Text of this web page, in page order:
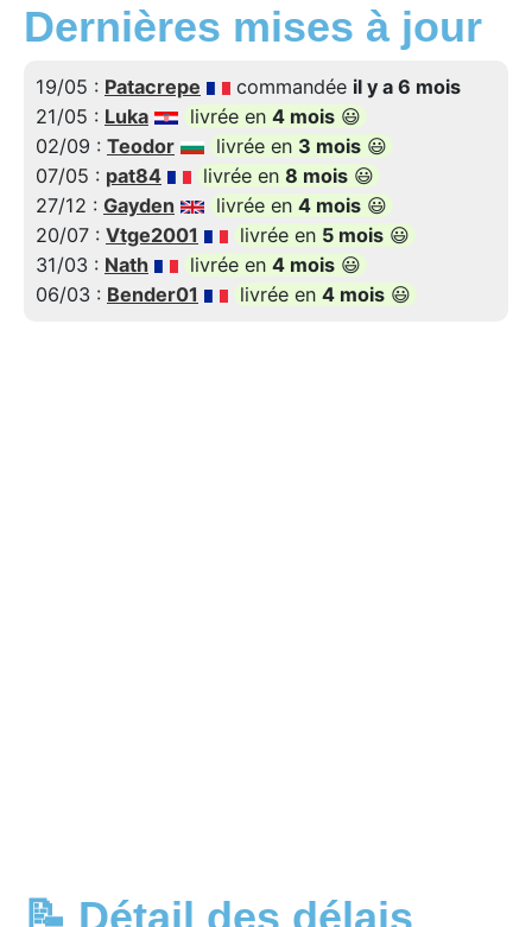
Dernières mises à jour
19/05 : Patacrepe commandée il y a 6 mois
21/05 : Luka livrée en 4 mois 😃
02/09 : Teodor livrée en 3 mois 😃
07/05 : pat84 livrée en 8 mois 😃
27/12 : Gayden livrée en 4 mois 😃
20/07 : Vtge2001 livrée en 5 mois 😃
31/03 : Nath livrée en 4 mois 😃
06/03 : Bender01 livrée en 4 mois 😃
📝 Détail des délais